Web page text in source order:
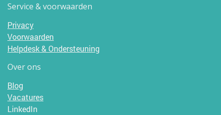
Service & voorwaarden
Privacy
Voorwaarden
Helpdesk & Ondersteuning
Over ons
Blog
Vacatures
LinkedIn